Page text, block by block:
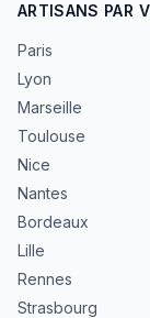
ARTISANS PAR
Paris
Lyon
Marseille
Toulouse
Nice
Nantes
Bordeaux
Lille
Rennes
Strasbourg